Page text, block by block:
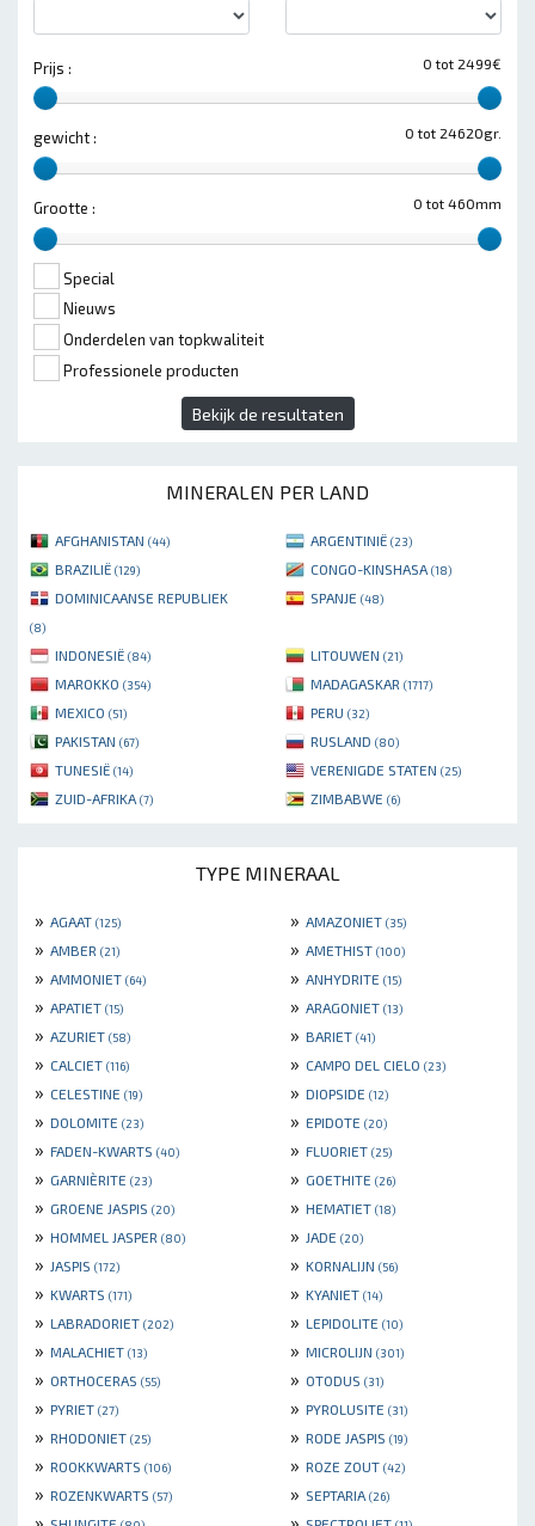
0 tot 2499€
Prijs :
0 tot 24620gr.
gewicht :
0 tot 460mm
Grootte :
Special
Nieuws
Onderdelen van topkwaliteit
Professionele producten
Bekijk de resultaten
MINERALEN PER LAND
AFGHANISTAN (44) ARGENTINIË (23)
BRAZILIË (129) CONGO-KINSHASA (18)
DOMINICAANSE REPUBLIEK
(8)
SPANJE (48)
INDONESIË (84) LITOUWEN (21)
MAROKKO (354) MADAGASKAR (1717)
MEXICO (51) PERU (32)
PAKISTAN (67) RUSLAND (80)
TUNESIË (14) VERENIGDE STATEN (25)
ZUID-AFRIKA (7) ZIMBABWE (6)
TYPE MINERAAL
» AGAAT (125) » AMAZONIET (35)
» AMBER (21) » AMETHIST (100)
» AMMONIET (64) » ANHYDRITE (15)
» APATIET (15) » ARAGONIET (13)
» AZURIET (58) » BARIET (41)
» CALCIET (116) » CAMPO DEL CIELO (23)
» CELESTINE (19) » DIOPSIDE (12)
» DOLOMITE (23) » EPIDOTE (20)
» FADEN-KWARTS (40) » FLUORIET (25)
» GARNIÈRITE (23) » GOETHITE (26)
» GROENE JASPIS (20) » HEMATIET (18)
» HOMMEL JASPER (80) » JADE (20)
» JASPIS (172) » KORNALIJN (56)
» KWARTS (171) » KYANIET (14)
» LABRADORIET (202) » LEPIDOLITE (10)
» MALACHIET (13) » MICROLIJN (301)
» ORTHOCERAS (55) » OTODUS (31)
» PYRIET (27) » PYROLUSITE (31)
» RHODONIET (25) » RODE JASPIS (19)
» ROOKKWARTS (106) » ROZE ZOUT (42)
» ROZENKWARTS (57) » SEPTARIA (26)